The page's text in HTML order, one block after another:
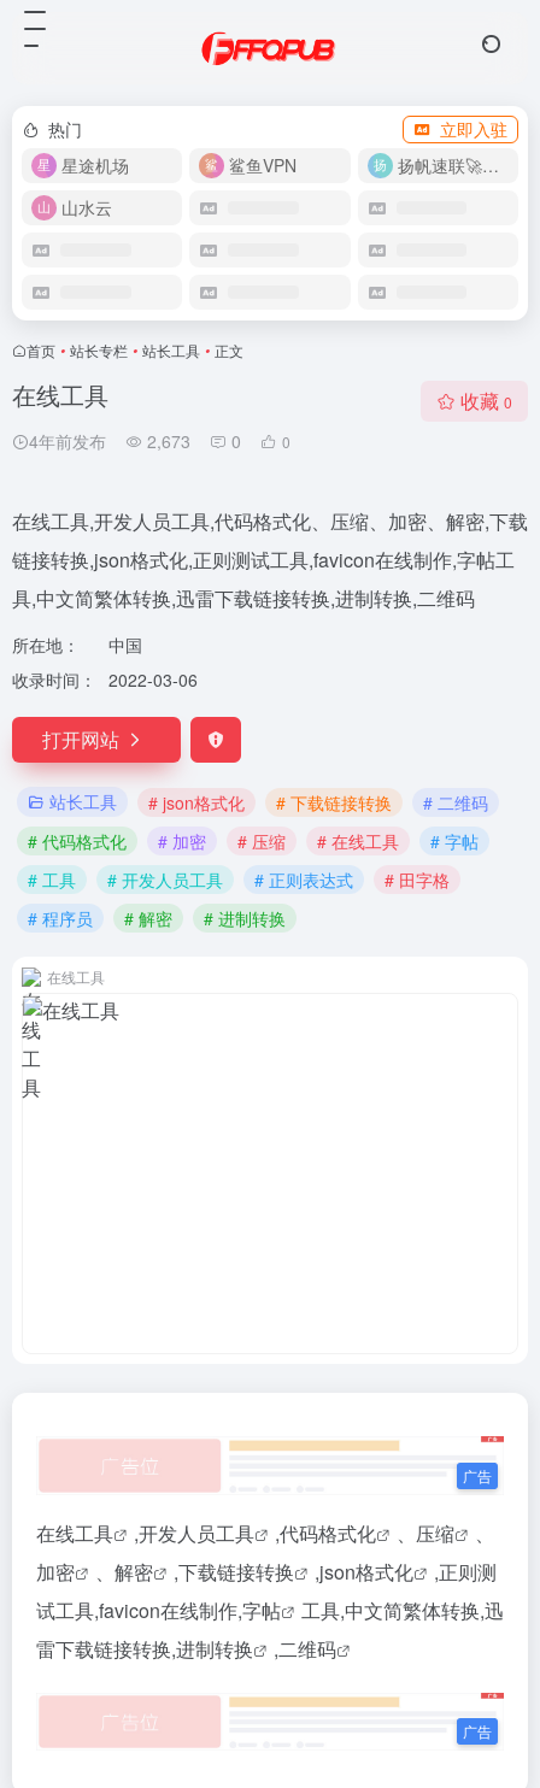
热门
立即入驻
星途机场
鲨鱼VPN
扬帆速联🚀很快
山水云
首页 • 站长专栏 • 站长工具 • 正文
在线工具
4年前发布 2,673 0 0
收藏 0
在线工具,开发人员工具,代码格式化、压缩、加密、解密,下载
链接转换,json格式化,正则测试工具,favicon在线制作,字帖工
具,中文简繁体转换,迅雷下载链接转换,进制转换,二维码
所在地：
中国
收录时间：
2022-03-06
打开网站
站长工具 # json格式化 # 下载链接转换
# 二维码
# 代码格式化
# 加密 # 压缩 # 在线工具
# 字帖
# 工具
# 开发人员工具 # 正则表达式
# 田字格
# 程序员
# 解密 # 进制转换
在线工具
在线工具 ,开发人员工具 ,代码格式化 压缩
加密
解密 ,下载链接转换 ,json格式化
,正则测
试工具,favicon在线制作,字帖
工具,中文简繁体转换,迅
雷下载链接转换,进制转换 ,二维码